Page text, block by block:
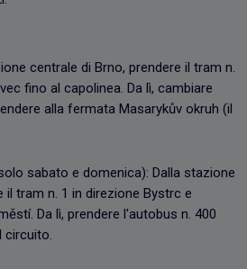
centrale di Brno, prendere il tram n.
fino al capolinea. Da lì, cambiare
alla fermata Masarykův okruh (il
sabato e domenica): Dalla stazione
il tram n. 1 in direzione Bystrc e
Da lì, prendere l'autobus n. 400
circuito.